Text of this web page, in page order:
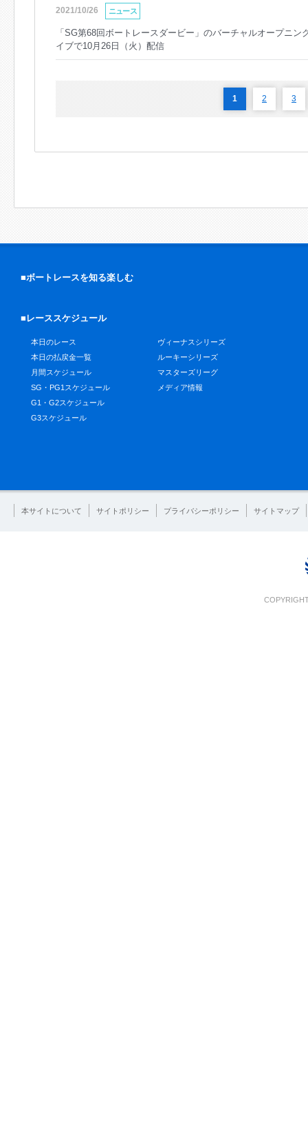
2021/10/26 ニュース
「SG第68回ボートレースダービー」のバーチャルオープニ
イブで10月26日（火）配信
1 2 3
■ボートレースを知る楽しむ
■レーススケジュール
本日のレース
本日の払戻金一覧
月間スケジュール
SG・PG1スケジュール
G1・G2スケジュール
G3スケジュール
ヴィーナスシリーズ
ルーキーシリーズ
マスターズリーグ
メディア情報
本サイトについて サイトポリシー プライバシーポリシー サイトマップ